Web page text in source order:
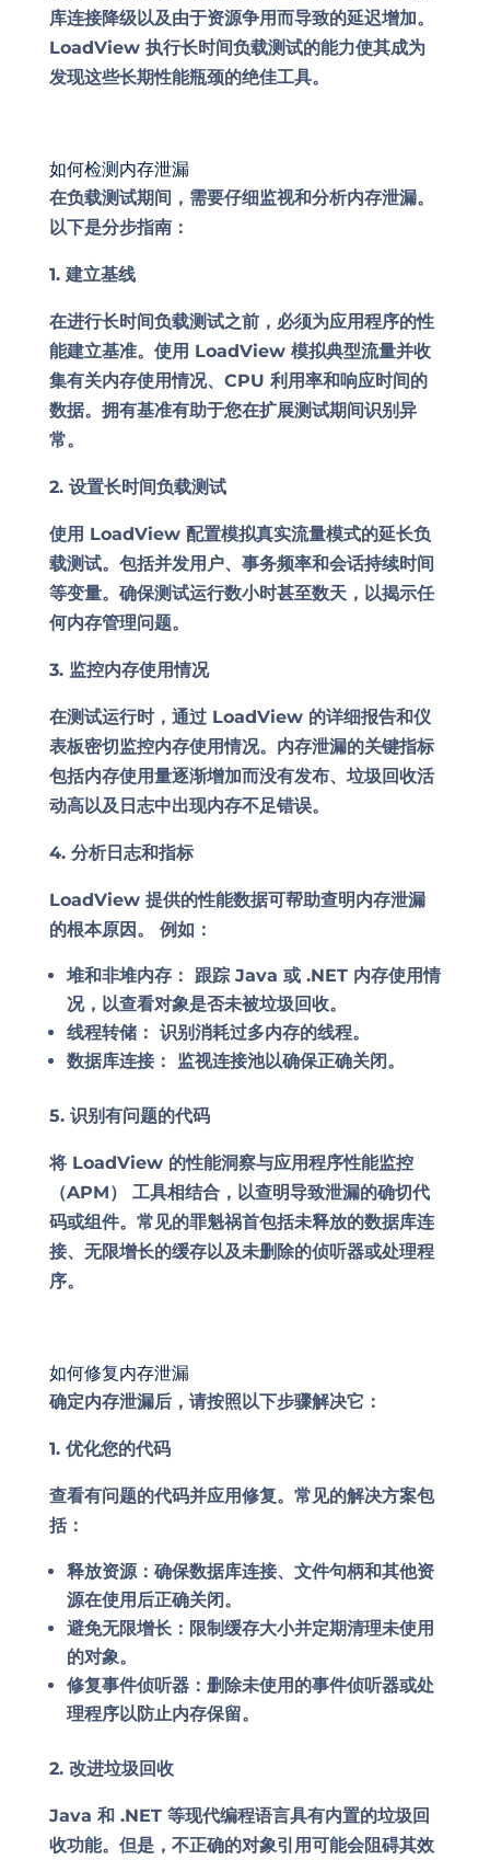
库连接降级以及由于资源争用而导致的延迟增加。
LoadView 执行长时间负载测试的能力使其成为
发现这些长期性能瓶颈的绝佳工具。
如何检测内存泄漏
在负载测试期间，需要仔细监视和分析内存泄漏。
以下是分步指南：
1. 建立基线
在进行长时间负载测试之前，必须为应用程序的性
能建立基准。使用 LoadView 模拟典型流量并收
集有关内存使用情况、CPU 利用率和响应时间的
数据。拥有基准有助于您在扩展测试期间识别异
常。
2. 设置长时间负载测试
使用 LoadView 配置模拟真实流量模式的延长负
载测试。包括并发用户、事务频率和会话持续时间
等变量。确保测试运行数小时甚至数天，以揭示任
何内存管理问题。
3. 监控内存使用情况
在测试运行时，通过 LoadView 的详细报告和仪
表板密切监控内存使用情况。内存泄漏的关键指标
包括内存使用量逐渐增加而没有发布、垃圾回收活
动高以及日志中出现内存不足错误。
4. 分析日志和指标
LoadView 提供的性能数据可帮助查明内存泄漏
的根本原因。 例如：
堆和非堆内存：
跟踪 Java 或 .NET 内存使用情
况，以查看对象是否未被垃圾回收。
线程转储： 识别消耗过多内存的线程。
数据库连接：
监视连接池以确保正确关闭。
5. 识别有问题的代码
将 LoadView 的性能洞察与应用程序性能监控
（APM） 工具相结合，以查明导致泄漏的确切代
码或组件。常见的罪魁祸首包括未释放的数据库连
接、无限增长的缓存以及未删除的侦听器或处理程
序。
如何修复内存泄漏
确定内存泄漏后，请按照以下步骤解决它：
1. 优化您的代码
查看有问题的代码并应用修复。常见的解决方案包
括：
释放资源：确保数据库连接、文件句柄和其他资
源在使用后正确关闭。
避免无限增长：限制缓存大小并定期清理未使用
的对象。
修复事件侦听器：删除未使用的事件侦听器或处
理程序以防止内存保留。
2. 改进垃圾回收
Java 和 .NET 等现代编程语言具有内置的垃圾回
收功能。但是，不正确的对象引用可能会阻碍其效